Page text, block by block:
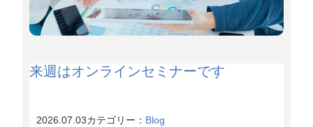
来週はオンラインセミナーです
2026.07.03カテゴリー： Blog